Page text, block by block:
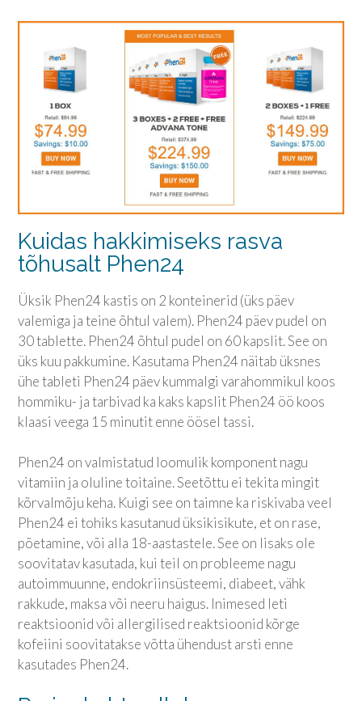
Kuidas hakkimiseks rasva
tõhusalt Phen24
Üksik Phen24 kastis on 2 konteinerid (üks päev
valemiga ja teine ​​õhtul valem). Phen24 päev pudel on
30 tablette. Phen24 õhtul pudel on 60 kapslit. See on
üks kuu pakkumine. Kasutama Phen24 näitab üksnes
ühe tableti Phen24 päev kummalgi varahommikul koos
hommiku- ja tarbivad ka kaks kapslit Phen24 öö koos
klaasi veega 15 minutit enne öösel tassi.
Phen24 on valmistatud loomulik komponent nagu
vitamiin ja oluline toitaine. Seetõttu ei tekita mingit
kõrvalmõju keha. Kuigi see on taimne ka riskivaba veel
Phen24 ei tohiks kasutanud üksikisikute, et on rase,
põetamine, või alla 18-aastastele. See on lisaks ole
soovitatav kasutada, kui teil on probleeme nagu
autoimmuunne, endokriinsüsteemi, diabeet, vähk
rakkude, maksa või neeru haigus. Inimesed leti
reaktsioonid või allergilised reaktsioonid kõrge
kofeiini soovitatakse võtta ühendust arsti enne
kasutades Phen24.